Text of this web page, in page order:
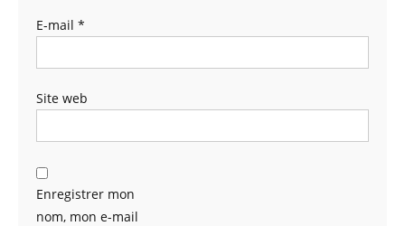
E-mail *
Site web
Enregistrer mon
nom, mon e-mail